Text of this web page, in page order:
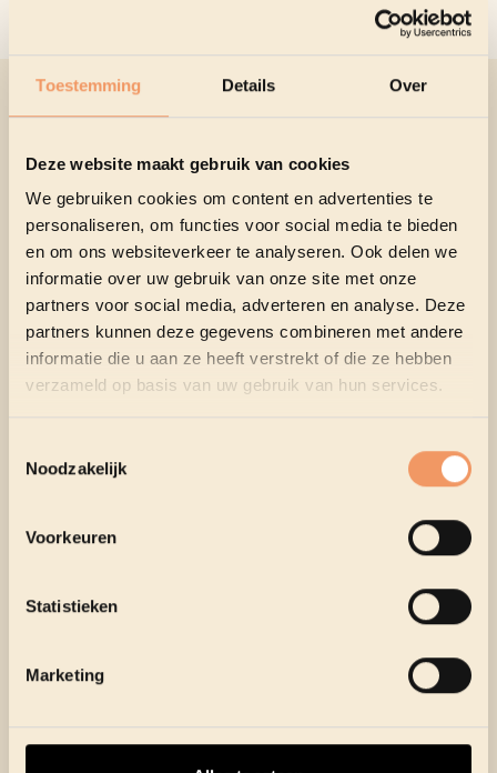
Toestemming Details Over
Deze website maakt gebruik van cookies
We gebruiken cookies om content en advertenties te
personaliseren, om functies voor social media te bieden
en om ons websiteverkeer te analyseren. Ook delen we
informatie over uw gebruik van onze site met onze
partners voor social media, adverteren en analyse. Deze
partners kunnen deze gegevens combineren met andere
informatie die u aan ze heeft verstrekt of die ze hebben
verzameld op basis van uw gebruik van hun services.
Noodzakelijk
Voorkeuren
Statistieken
Marketing
GERELATEERDE EVENTS
EEN ANALYSE VAN HET